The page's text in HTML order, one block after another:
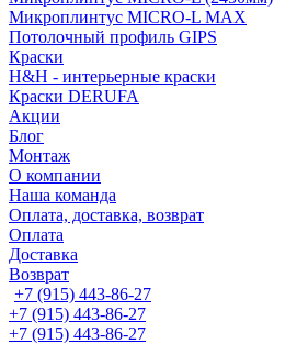
Микроплинтус MICRO-L MAX
Потолочный профиль GIPS
Краски
H&H - интерьерные краски
Краски DERUFA
Акции
Блог
Монтаж
О компании
Наша команда
Оплата, доставка, возврат
Оплата
Доставка
Возврат
+7 (915) 443-86-27
+7 (915) 443-86-27
+7 (915) 443-86-27